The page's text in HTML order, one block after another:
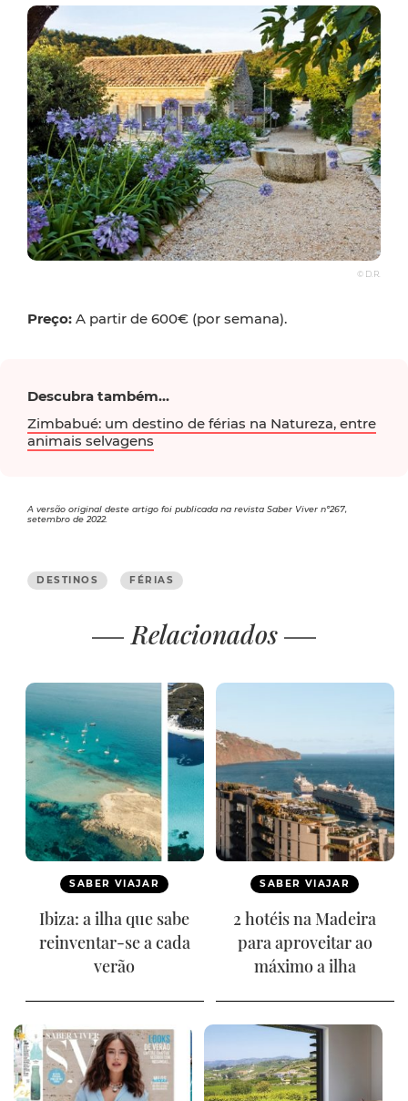
© D.R.
Preço: A partir de 600€ (por semana).
Descubra também...
Zimbabué: um destino de férias na Natureza, entre
animais selvagens
A versão original deste artigo foi publicada na revista Saber Viver nº267,
setembro de 2022.
DESTINOS FÉRIAS
Relacionados
SABER VIAJAR
Ibiza: a ilha que sabe
reinventar-se a cada
verão
SABER VIAJAR
2 hotéis na Madeira
para aproveitar ao
máximo a ilha